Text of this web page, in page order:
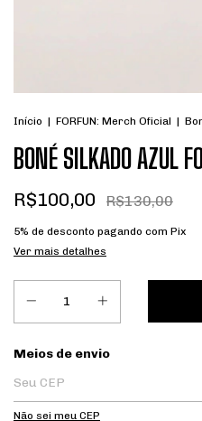
Início | FORFUN: Merch Oficial |
BONÉ SILKADO AZUL
R$100,00 R$130,00
5% de desconto pagando com Pix
Ver mais detalhes
Entregas para o CEP:
Meios de envio
Não sei meu CEP